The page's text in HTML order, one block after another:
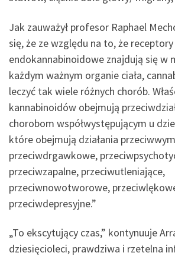
Jak zauważył profesor Raphael
się, że ze względu na to, że receptory
endokannabinoidowe znajdują się w
każdym ważnym organie ciała,
leczyć tak wiele różnych chorób.
kannabinoidów obejmują
chorobom współwystępującym u
które obejmują działania
przeciwdrgawkowe,
przeciwzapalne, przeciwutleniające,
przeciwnowotworowe,
przeciwdepresyjne.”
„To ekscytujący czas,” kontynuuje
dziesięcioleci, prawdziwa i rzetelna